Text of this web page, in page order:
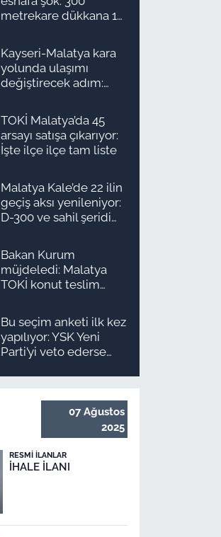
metrekare dükkana 1
Kayseri-Malatya kara
yolunda ulaşımı
değiştirecek adım:
TOKİ Malatya’da 45
arsayı satışa çıkarıyor:
İşte ilçe ilçe tam liste
Malatya Kale’de 22 ilin
geçiş aksı yenileniyor:
D-300 ve sahil şeridi
Bakan Kurum
müjdeledi: Malatya
TOKİ konut teslim
ilçe ilçe teslimat
takvimi ve ödeme
planı
Bu seçim anketi ilk kez
yapılıyor: YSK Yeni
Parti’yi veto ederse
olur?
07 Ağustos
2025
RESMI İLANLAR
İHALE İLANI